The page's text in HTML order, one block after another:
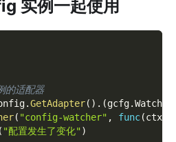
实例一起使用
的适配器
.GetAdapter( ) . (gcfg.
( "config-watcher" , func(ctx
( "配置发生了变化")